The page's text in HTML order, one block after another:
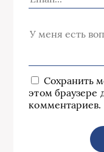
Сохранить
этом браузере
комментариев.